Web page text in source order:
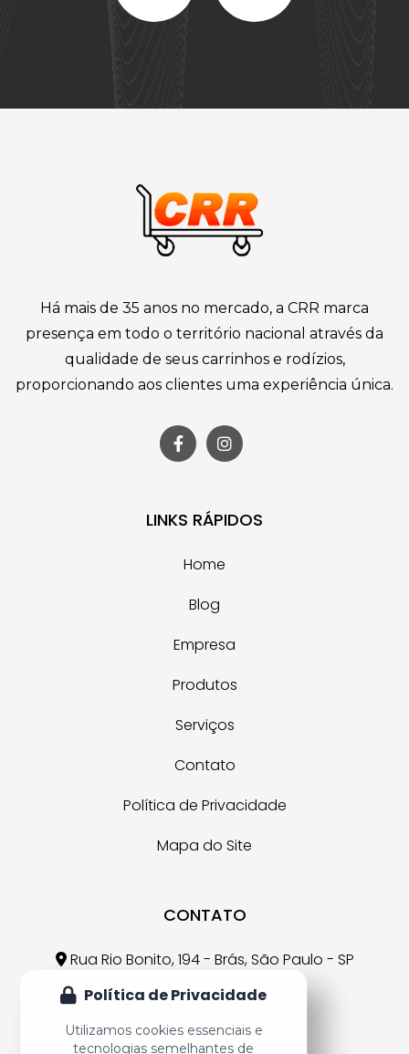
Há mais de 35 anos no mercado, a CRR marca
presença em todo o território nacional através da
qualidade de seus carrinhos e rodízios,
proporcionando aos clientes uma experiência única.
LINKS RÁPIDOS
Home
Blog
Empresa
Produtos
Serviços
Contato
Política de Privacidade
Mapa do Site
CONTATO
Rua Rio Bonito, 194 - Brás, São Paulo - SP
crr@crr.com.br
(11) 3926-7607
Política de Privacidade
Utilizamos cookies essenciais e
tecnologias semelhantes de